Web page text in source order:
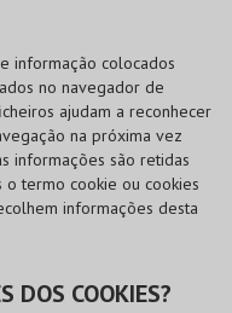
informação colocados
no navegador de
ajudam a reconhecer
na próxima vez
informações são retidas
termo cookie ou cookies
informações desta
DOS COOKIES?